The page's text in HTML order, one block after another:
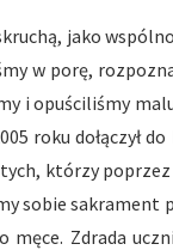
jako
w porę,
i opuściliśmy
roku dołączył
tych, którzy
sobie sakrament
męce. Zdrada